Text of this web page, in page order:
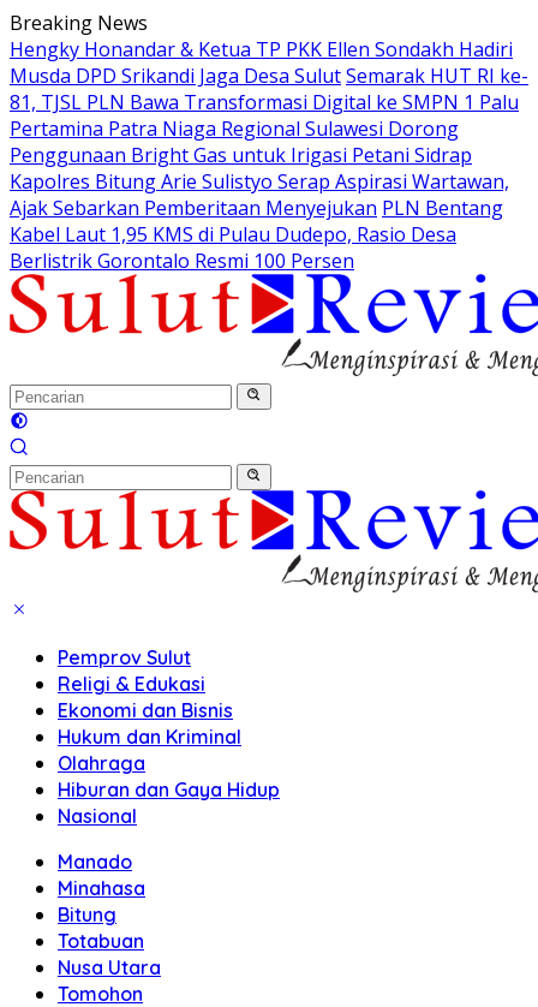
Langsung
ke
konten
Breaking News
Hengky Honandar & Ketua TP PKK Ellen Sondakh Hadiri
Musda DPD Srikandi Jaga Desa SulutSemarak HUT RI ke-
81, TJSL PLN Bawa Transformasi Digital ke SMPN 1 Palu
Pertamina Patra Niaga Regional Sulawesi Dorong
Penggunaan Bright Gas untuk Irigasi Petani Sidrap
Kapolres Bitung Arie Sulistyo Serap Aspirasi Wartawan,
Ajak Sebarkan Pemberitaan Menyejukan PLN Bentang
Kabel Laut 1,95 KMS di Pulau Dudepo, Rasio Desa
Berlistrik Gorontalo Resmi 100 Persen
Pemprov Sulut
Religi & Edukasi
Ekonomi dan Bisnis
Hukum dan Kriminal
Olahraga
Hiburan dan Gaya Hidup
Nasional
Manado
Minahasa
Bitung
Totabuan
Nusa Utara
Tomohon